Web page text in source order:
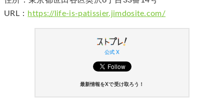
URL： https://life-is-patissier.jimdosite.com/
公式 X
最新情報をXで受け取ろう！